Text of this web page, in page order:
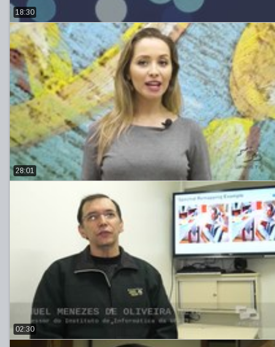
18:30
28:01
02:30